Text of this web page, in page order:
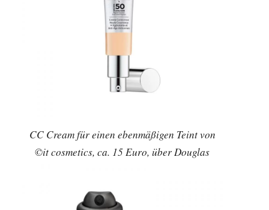
CC Cream für einen ebenmäßigen Teint von
©it cosmetics, ca. 15 Euro, über Douglas